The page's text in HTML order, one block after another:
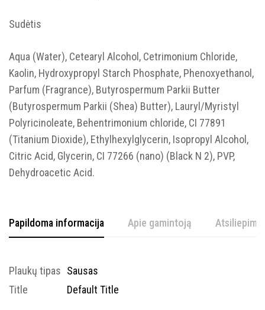
Sudėtis
Aqua (Water), Cetearyl Alcohol, Cetrimonium Chloride,
Kaolin, Hydroxypropyl Starch Phosphate, Phenoxyethanol,
Parfum (Fragrance), Butyrospermum Parkii Butter
(Butyrospermum Parkii (Shea) Butter), Lauryl/Myristyl
Polyricinoleate, Behentrimonium chloride, CI 77891
(Titanium Dioxide), Ethylhexylglycerin, Isopropyl Alcohol,
Citric Acid, Glycerin, CI 77266 (nano) (Black N 2), PVP,
Dehydroacetic Acid.
Papildoma informacija Apie gamintoją
Plaukų tipas Sausas
Title
Default Title